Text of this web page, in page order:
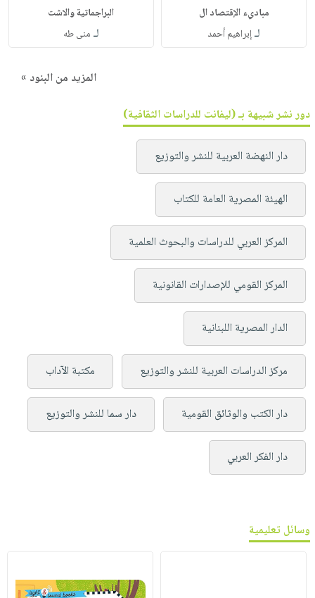
مباديء الإقتصاد ال
لـإبراهيم أحمد
البراجماتية والاشت
لـ منى طه
المزيد من البنود »
دور نشر شبيهة بـ (ليفانت للدراسات الثقافية)
دار النهضة العربية للنشر والتوزيع
الهيئة المصرية العامة للكتاب
المركز العربي للدراسات والبحوث العلمية
المركز القومي للإصدارات القانونية
الدار المصرية اللبنانية
مركز الدراسات العربية للنشر والتوزيع مكتبة الآداب
دار الكتب والوثائق القومية دار سما للنشر والتوزيع
دار الفكر العربي
وسائل تعليمية